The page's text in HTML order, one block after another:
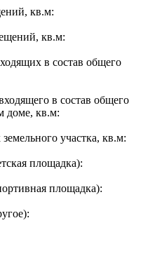
кв.м:
кв.м:
в состав общего
в состав общего
доме, кв.м:
участка, кв.м:
площадка):
площадка):